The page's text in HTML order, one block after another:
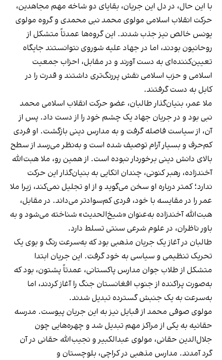
با این حال، در دل این جریان، بقایای دو شاخه مهم مجاهدین،
حرکت انقلاب اسلامی مولوی محمد نبی محمدی و گروه مولوی
یونس خالص نیز جذب شدند. این گروه‌ها عمدتاً متشکل از
روحانیون بودند، اما در جهاد علیه شوروی نتوانستند جایگاه
تعیین‌کننده‌ای به دست آورند و در مقابل، احزاب جمعیت
اسلامی و حزب اسلامی نقش پررنگ‌تری داشتند و قدرت را در
کابل به دست گرفتند.
ملا عمر، بنیان‌گذار طالبان، عضو حرکت انقلاب اسلامی محمد
نبی بود و در جریان جهاد یک چشم خود را از دست داد. پس از
آن، از سیاست فاصله گرفت و به مدارس دینی بازگشت. او فردی
کم‌حرف و بسیار آرام توصیف شده است و به‌نظر می‌رسد از سطح
بالای دانش دینی برخوردار نبوده است. از همین رو، ملا هبت‌الله
آخندزاده، رهبر کنونی، چندان اتکایی به بنیان‌گذار این حرکت
ندارد؛ کمتر درباره او سخن می‌گوید و از او تجلیل نمی‌کند، زیرا ملا
عمر را در مقایسه با خود، فردی کم‌سوادتر می‌داند. در مقابل،
هبت‌الله آخندزاده به‌عنوان «شیخ‌الحدیث» شناخته می‌شود و به
باور ناظران، در علوم شرعی سنتی تسلط دارد.
طالبان در آغاز یک جریان مذهبی بود که به‌سرعت رنگ و بوی یک
تحریک تنظیمی و سیاسی به خود گرفت. این جریان ابتدا
متشکل از طلاب جوان مدارس پاکستانی، عمدتاً پشتون، بود که
به‌صورت پراکنده از جنوب افغانستان جنگ را آغاز کردند، اما
به‌سرعت به یک جنبش گسترده تبدیل شدند.
مولوی صوفی محمد از قبایل نیز به این جریان پیوست. مدرسه
حقانیه به یکی از مراکز مهم تبدیل شد و چهره‌هایی چون
جلال‌الدین حقانی، مولوی عبدالکبیر و نجیب‌الله حقانی در آن
گرد آمدند. مدارس مذهبی در کراچی، بلوچستان و